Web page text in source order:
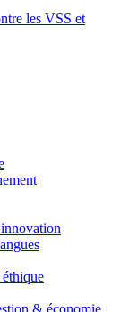
les VSS et
& économie